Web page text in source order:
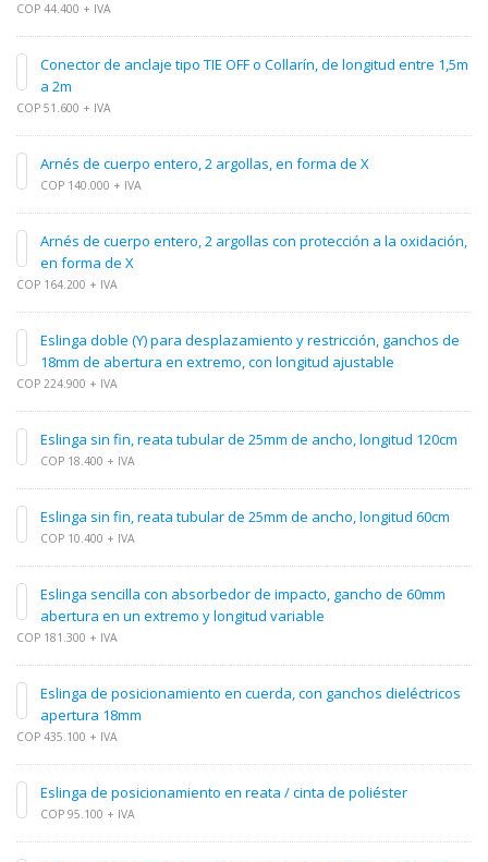
COP 44.400 + IVA
Conector de anclaje tipo TIE OFF o Collarín, de longitud entre 1,5m
a 2m
COP 51.600 + IVA
Arnés de cuerpo entero, 2 argollas, en forma de X
COP 140.000 + IVA
Arnés de cuerpo entero, 2 argollas con protección a la oxidación,
en forma de X
COP 164.200 + IVA
Eslinga doble (Y) para desplazamiento y restricción, ganchos de
18mm de abertura en extremo, con longitud ajustable
COP 224.900 + IVA
Eslinga sin fin, reata tubular de 25mm de ancho, longitud 120cm
COP 18.400 + IVA
Eslinga sin fin, reata tubular de 25mm de ancho, longitud 60cm
COP 10.400 + IVA
Eslinga sencilla con absorbedor de impacto, gancho de 60mm
abertura en un extremo y longitud variable
COP 181.300 + IVA
Eslinga de posicionamiento en cuerda, con ganchos dieléctricos
apertura 18mm
COP 435.100 + IVA
Eslinga de posicionamiento en reata / cinta de poliéster
COP 95.100 + IVA